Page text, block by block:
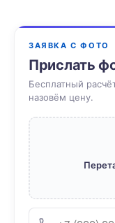
ЗАЯВКА С ФОТО
Прислать
Бесплатный
назовём цену.